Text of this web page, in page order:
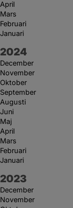
April
Mars
Februari
Januari
År:
2024
December
November
Oktober
September
Augusti
Juni
Maj
April
Mars
Februari
Januari
År:
2023
December
November